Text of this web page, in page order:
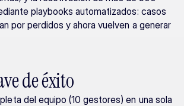
playbooks automatizados: casos
por perdidos y ahora vuelven a generar
de éxito
del equipo (10 gestores) en una sola